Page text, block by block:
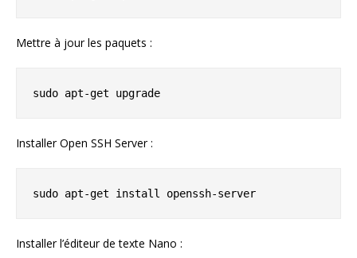
Mettre à jour les paquets :
sudo apt-get upgrade
Installer Open SSH Server :
sudo apt-get install openssh-server
Installer l’éditeur de texte Nano :